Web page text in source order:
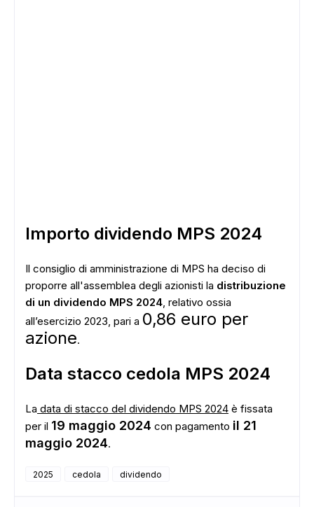
Importo dividendo MPS 2024
Il consiglio di amministrazione di MPS ha deciso di
proporre all'assemblea degli azionisti la distribuzione
di un dividendo MPS 2024, relativo ossia
all’esercizio 2023, pari a 0,86 euro per
azione.
Data stacco cedola MPS 2024
La data di stacco del dividendo MPS 2024 è fissata
per il 19 maggio 2024 con pagamento il 21
maggio 2024.
2025 cedola dividendo